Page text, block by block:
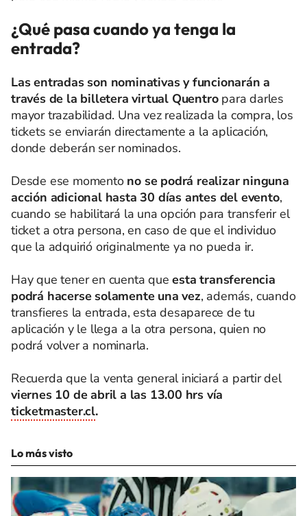
¿Qué pasa cuando ya tenga la
entrada?
Las entradas son nominativas y funcionarán a
través de la billetera virtual Quentropara darles
mayor trazabilidad. Una vez realizada la compra, los
tickets se enviarán directamente a la aplicación,
donde deberán ser nominados.
Desde ese momento no se podrá realizar ninguna
acción adicional hasta 30 días antes del evento,
cuando se habilitará la una opción para transferir el
ticket a otra persona, en caso de que el individuo
que la adquirió originalmente ya no pueda ir.
Hay que tener en cuenta queesta transferencia
podrá hacerse solamente una vez, además, cuando
transfieres la entrada, esta desaparece de tu
aplicación y le llega a la otra persona, quien no
podrá volver a nominarla.
Recuerda que la venta general iniciará a partir del
viernes 10 de abril a las 13.00 hrs vía
ticketmaster.cl.
Lo más visto